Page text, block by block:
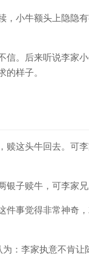
小牛额头上隐隐
。后来听说李家
样子。
这头牛回去。可
子赎牛，可李家
事觉得非常神奇
：李家执意不肯